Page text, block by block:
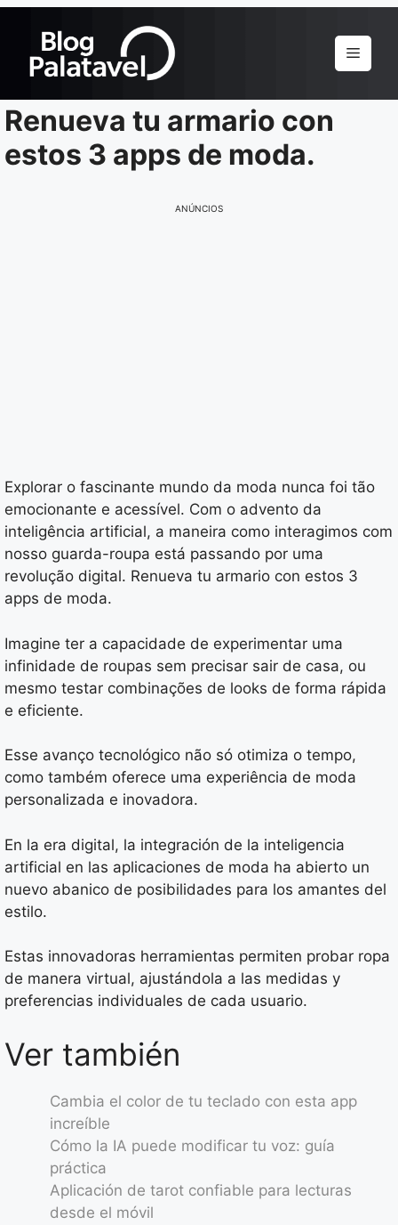
Menu
Renueva tu armario con
estos 3 apps de moda.
ANÚNCIOS
Explorar o fascinante mundo da moda nunca foi tão
emocionante e acessível. Com o advento da
inteligência artificial, a maneira como interagimos com
nosso guarda-roupa está passando por uma
revolução digital. Renueva tu armario con estos 3
apps de moda.
Imagine ter a capacidade de experimentar uma
infinidade de roupas sem precisar sair de casa, ou
mesmo testar combinações de looks de forma rápida
e eficiente.
Esse avanço tecnológico não só otimiza o tempo,
como também oferece uma experiência de moda
personalizada e inovadora.
En la era digital, la integración de la inteligencia
artificial en las aplicaciones de moda ha abierto un
nuevo abanico de posibilidades para los amantes del
estilo.
Estas innovadoras herramientas permiten probar ropa
de manera virtual, ajustándola a las medidas y
preferencias individuales de cada usuario.
Ver también
Cambia el color de tu teclado con esta app
increíble
Cómo la IA puede modificar tu voz: guía
práctica
Aplicación de tarot confiable para lecturas
desde el móvil